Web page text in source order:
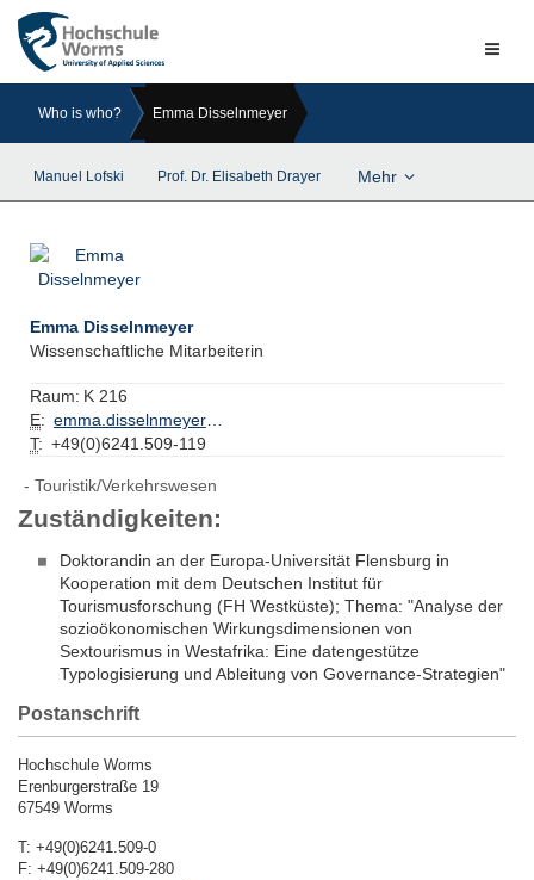
Who is who? Emma Disselnmeyer
Manuel Lofski Prof. Dr. Elisabeth Drayer Mehr
Emma Disselnmeyer
Wissenschaftliche Mitarbeiterin
Raum: K 216
E:
emma.disselnmeyer@hs-worms.de
T: +49(0)6241.509-119
Touristik/Verkehrswesen
Zuständigkeiten:
Doktorandin an der Europa-Universität Flensburg in
Kooperation mit dem Deutschen Institut für
Tourismusforschung (FH Westküste); Thema: "Analyse der
sozioökonomischen Wirkungsdimensionen von
Sextourismus in Westafrika: Eine datengestütze
Typologisierung und Ableitung von Governance-Strategien"
Postanschrift
Hochschule Worms
Erenburgerstraße 19
67549 Worms
T: +49(0)6241.509-0
F: +49(0)6241.509-280